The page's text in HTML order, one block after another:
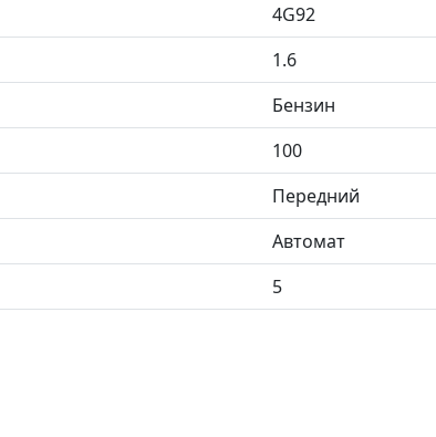
4G92
1.6
Бензин
100
Передний
Автомат
5